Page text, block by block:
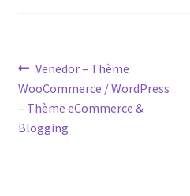
Post
navigation
Previous
post:
Venedor – Thème
WooCommerce / WordPress
– Thème eCommerce &
Blogging